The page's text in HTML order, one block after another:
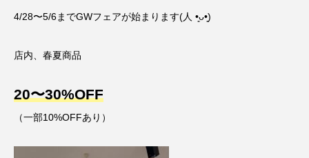
4/28〜5/6までGWフェアが始まります(⁠人⁠ ⁠•͈⁠ᴗ⁠•͈⁠)
店内、春夏商品
20〜30%OFF
（一部10%OFFあり）